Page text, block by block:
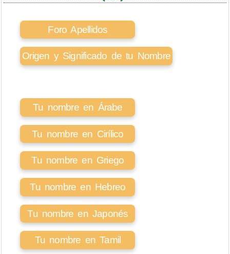
Foro Apellidos
Origen y Significado de tu Nombre
Tu nombre en Árabe
Tu nombre en Cirílico
Tu nombre en Griego
Tu nombre en Hebreo
Tu nombre en Japonés
Tu nombre en Tamil